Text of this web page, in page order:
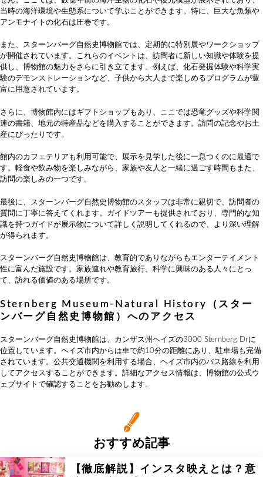
当時の海洋環境や生態系について学ぶことができます。特に、巨大な魚類や
アンモナイトの化石は圧巻です。
また、スターンバーグ自然史博物館では、定期的に特別展やワークショップ
が開催されています。これらのイベントは、訪問者に新しい知識や体験を提
供し、博物館の魅力をさらに引き立てます。例えば、化石発掘体験や科学実
験のデモンストレーションなど、子供から大人まで楽しめるプログラムが豊
富に用意されています。
さらに、博物館内にはギフトショップもあり、ここでは恐竜グッズや科学関
連の書籍、地元の特産品などを購入することができます。訪問の記念やお土
産にぴったりです。
館内のカフェテリアも利用可能で、展示を見学した後に一息つくのに最適で
す。軽食や飲み物を楽しみながら、家族や友人と一緒に過ごす時間もまた、
訪問の楽しみの一つです。
最後に、スターンバーグ自然史博物館のスタッフは非常に親切で、訪問者の
質問に丁寧に答えてくれます。ガイドツアーも提供されており、専門的な知
識を持つガイドが展示物について詳しく説明してくれるので、より深い理解
が得られます。
スターンバーグ自然史博物館は、教育的でありながらもエンターテイメント
性に富んだ施設です。家族連れや教育旅行、科学に興味のある人々にとっ
て、訪れる価値のある場所です。
Sternberg Museum-Natural History（スター
ンバーグ自然史博物館）へのアクセス
スターンバーグ自然史博物館は、カンザス州ヘイズの3000 Sternberg Drに
位置しています。ヘイズ市内からは車で約10分の距離にあり、駐車場も完備
されています。公共交通機関を利用する場合、ヘイズ市内のバス路線を利用
してアクセスすることができます。詳細なアクセス情報は、博物館の公式ウ
ェブサイトで確認することをお勧めします。
おすすめ記事
【徹底解説】インスタ映えとは？意